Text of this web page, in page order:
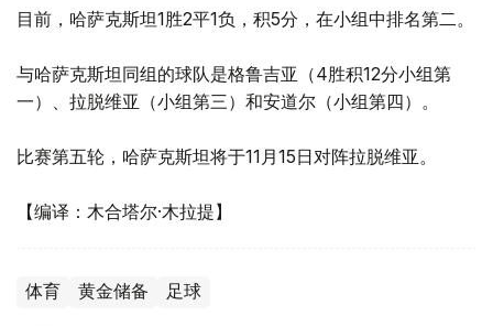
目前，哈萨克斯坦1胜2平1负，积5分，在小组中排名第二。
与哈萨克斯坦同组的球队是格鲁吉亚（4胜积12分小组第
一）、拉脱维亚（小组第三）和安道尔（小组第四）。
比赛第五轮，哈萨克斯坦将于11月15日对阵拉脱维亚。
【编译：木合塔尔·木拉提】
体育 黄金储备 足球